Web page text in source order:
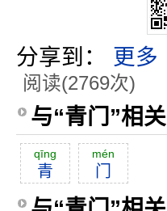
分享到： 更多
阅读(2769次)
与“青门”相
qīng
青
mén
门